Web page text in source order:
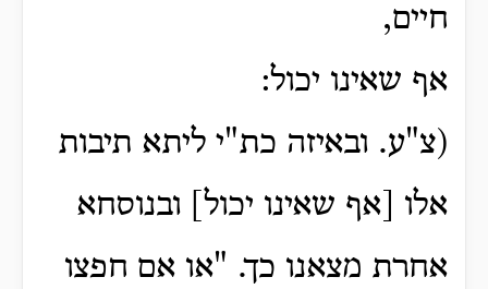
חיים,
אף שאינו יכול:
(צ"ע. ובאיזה כת"י ליתא תיבות
אלו [אף שאינו יכול] ובנוסחא
אחרת מצאנו כך. "או אם חפצו